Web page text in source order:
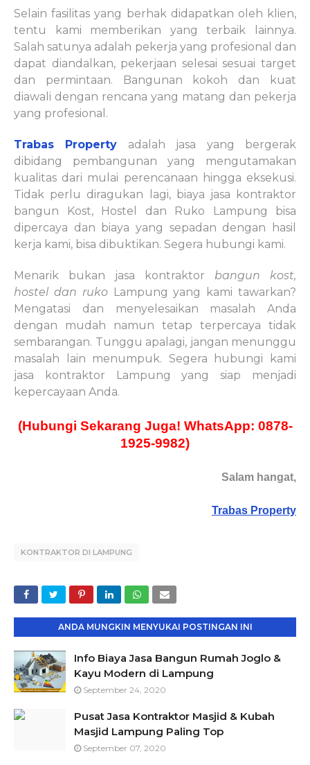
Selain fasilitas yang berhak didapatkan oleh klien,
tentu kami memberikan yang terbaik lainnya.
Salah satunya adalah pekerja yang profesional dan
dapat diandalkan, pekerjaan selesai sesuai target
dan permintaan. Bangunan kokoh dan kuat
diawali dengan rencana yang matang dan pekerja
yang profesional.
Trabas Property adalah jasa yang bergerak
dibidang pembangunan yang mengutamakan
kualitas dari mulai perencanaan hingga eksekusi.
Tidak perlu diragukan lagi, biaya jasa kontraktor
bangun Kost, Hostel dan Ruko Lampung bisa
dipercaya dan biaya yang sepadan dengan hasil
kerja kami, bisa dibuktikan. Segera hubungi kami.
Menarik bukan jasa kontraktor bangun kost,
hostel dan rukoLampung yang kami tawarkan?
Mengatasi dan menyelesaikan masalah Anda
dengan mudah namun tetap terpercaya tidak
sembarangan. Tunggu apalagi, jangan menunggu
masalah lain menumpuk. Segera hubungi kami
jasa kontraktor Lampung yang siap menjadi
kepercayaan Anda.
(Hubungi Sekarang Juga! WhatsApp: 0878-
1925-9982)
Salam hangat,
Trabas Property
KONTRAKTOR DI LAMPUNG
ANDA MUNGKIN MENYUKAI POSTINGAN INI
Info Biaya Jasa Bangun Rumah Joglo &
Kayu Modern di Lampung
September 24, 2020
Pusat Jasa Kontraktor Masjid & Kubah
Masjid Lampung Paling Top
September 07, 2020